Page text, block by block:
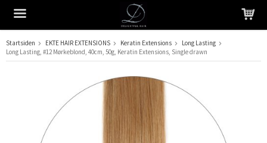
Produktet har blitt lagt til i handlekurven din
Startsiden EKTE HAIR EXTENSIONS Keratin Extensions
Long Lasting
Long Lasting, #12 Mørkeblond, 40cm, 50g, Keratin Extensions, Single drawn